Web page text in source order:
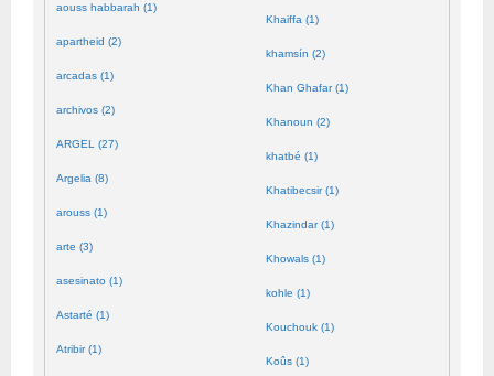
aouss habbarah (1)
apartheid (2)
arcadas (1)
archivos (2)
ARGEL (27)
Argelia (8)
arouss (1)
arte (3)
asesinato (1)
Astarté (1)
Atribir (1)
Khaiffa (1)
khamsín (2)
Khan Ghafar (1)
Khanoun (2)
khatbé (1)
Khatibecsir (1)
Khazindar (1)
Khowals (1)
kohle (1)
Kouchouk (1)
Koûs (1)